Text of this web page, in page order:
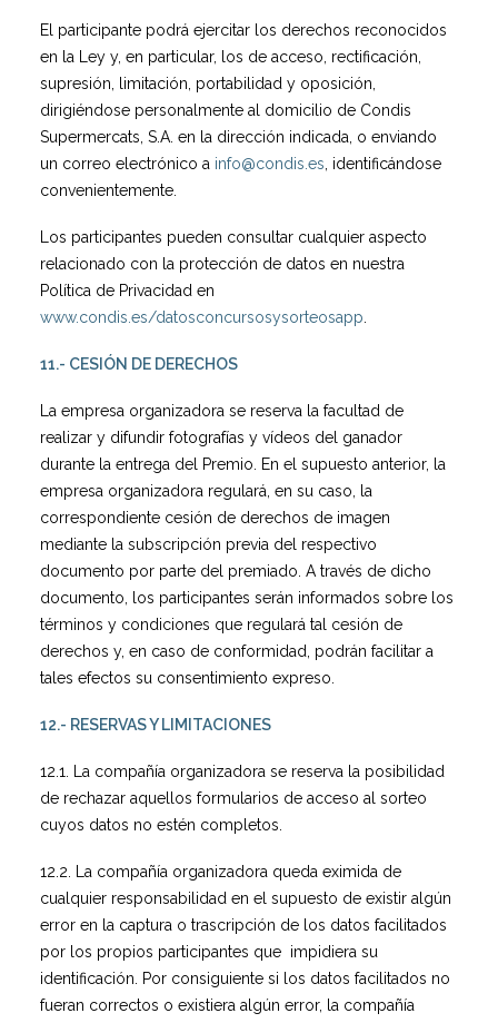
El participante podrá ejercitar los derechos reconocidos
en la Ley y, en particular, los de acceso, rectificación,
supresión, limitación, portabilidad y oposición,
dirigiéndose personalmente al domicilio de Condis
Supermercats, S.A. en la dirección indicada, o enviando
un correo electrónico a info@condis.es , identificándose
convenientemente.
Los participantes pueden consultar cualquier aspecto
relacionado con la protección de datos en nuestra
Política de Privacidad en
www.condis.es/datosconcursosysorteosapp
11.- CESIÓN DE DERECHOS
La empresa organizadora se reserva la facultad de
realizar y difundir fotografías y vídeos del ganador
durante la entrega del Premio. En el supuesto anterior, la
empresa organizadora regulará, en su caso, la
correspondiente cesión de derechos de imagen
mediante la subscripción previa del respectivo
documento por parte del premiado. A través de dicho
documento, los participantes serán informados sobre los
términos y condiciones que regulará tal cesión de
derechos y, en caso de conformidad, podrán facilitar a
tales efectos su consentimiento expreso.
12.- RESERVAS Y LIMITACIONES
12.1. La compañía organizadora se reserva la posibilidad
de rechazar aquellos formularios de acceso al sorteo
cuyos datos no estén completos.
12.2. La compañía organizadora queda eximida de
cualquier responsabilidad en el supuesto de existir algún
error en la captura o trascripción de los datos facilitados
por los propios participantes que impidiera su
identificación. Por consiguiente si los datos facilitados no
fueran correctos o existiera algún error, la compañía